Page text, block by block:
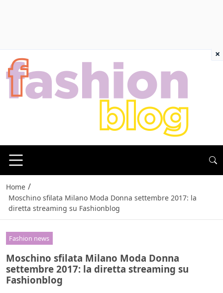
Home /
Moschino sfilata Milano Moda Donna settembre 2017: la
diretta streaming su Fashionblog
Fashion news
Moschino sfilata Milano Moda Donna
settembre 2017: la diretta streaming su
Fashionblog
×